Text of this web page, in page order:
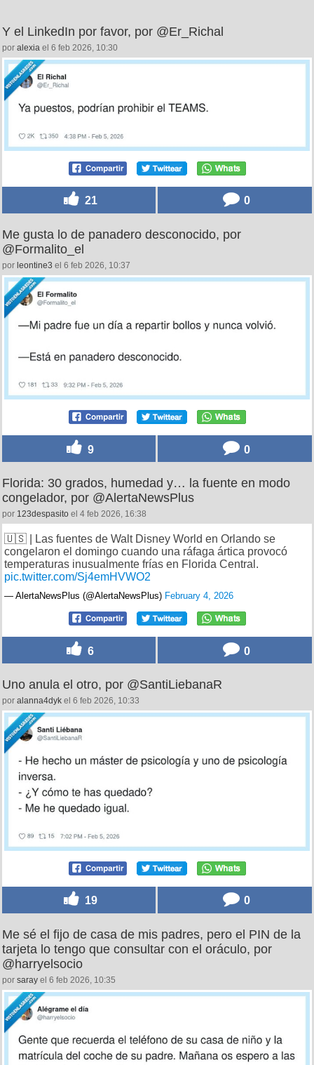
Y el LinkedIn por favor, por @Er_Richal
por alexia el 6 feb 2026, 10:30
21 0
Me gusta lo de panadero desconocido, por
@Formalito_el
por leontine3 el 6 feb 2026, 10:37
9 0
Florida: 30 grados, humedad y… la fuente en modo
congelador, por @AlertaNewsPlus
por 123despasito el 4 feb 2026, 16:38
🇺🇸 | Las fuentes de Walt Disney World en Orlando se
congelaron el domingo cuando una ráfaga ártica provocó
temperaturas inusualmente frías en Florida Central.
pic.twitter.com/Sj4emHVWO2
— AlertaNewsPlus (@AlertaNewsPlus) February 4, 2026
6 0
Uno anula el otro, por @SantiLiebanaR
por alanna4dyk el 6 feb 2026, 10:33
19 0
Me sé el fijo de casa de mis padres, pero el PIN de la
tarjeta lo tengo que consultar con el oráculo, por
@harryelsocio
por saray el 6 feb 2026, 10:35